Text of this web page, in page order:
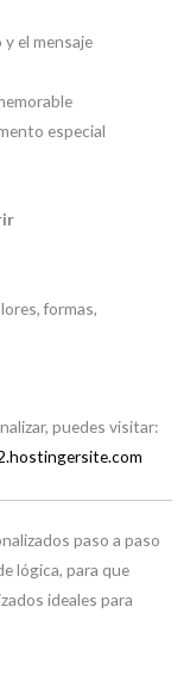
el mensaje
especial
formas,
puedes visitar:
paso a paso
lógica, para que
ideales para